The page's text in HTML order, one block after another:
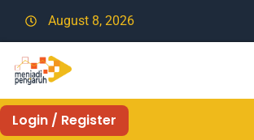
August 8, 2026
Login / Register